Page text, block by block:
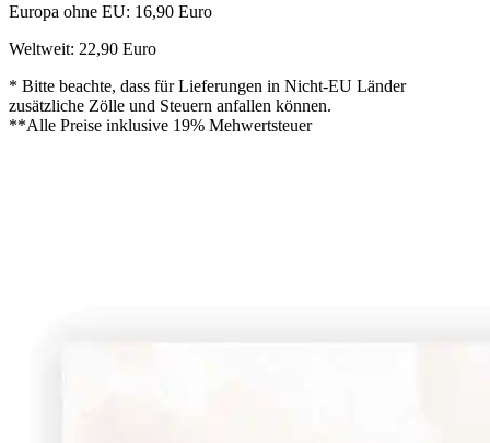
Europa ohne EU: 16,90 Euro
Weltweit: 22,90 Euro
* Bitte beachte, dass für Lieferungen in Nicht-EU Länder
zusätzliche Zölle und Steuern anfallen können.
**Alle Preise inklusive 19% Mehwertsteuer